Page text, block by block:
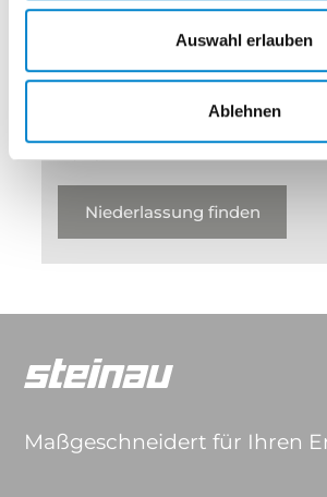
Auswahl erlauben
Ablehnen
Unsere Produkte
überzeugen
Niederlassung finden
Maßgeschneidert für Ihren